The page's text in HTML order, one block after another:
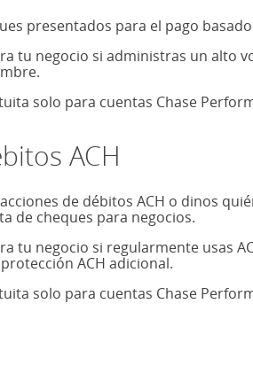
presentados para el pago
tu negocio si administras un alto
solo para cuentas Chase
ACH
de débitos ACH o dinos
de cheques para negocios.
tu negocio si regularmente usas
ACH adicional.
solo para cuentas Chase